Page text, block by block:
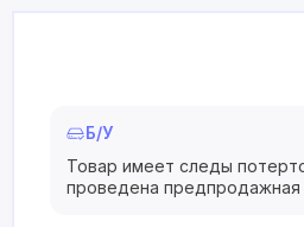
Б/У
Товар имеет следы
проведена предпродажная